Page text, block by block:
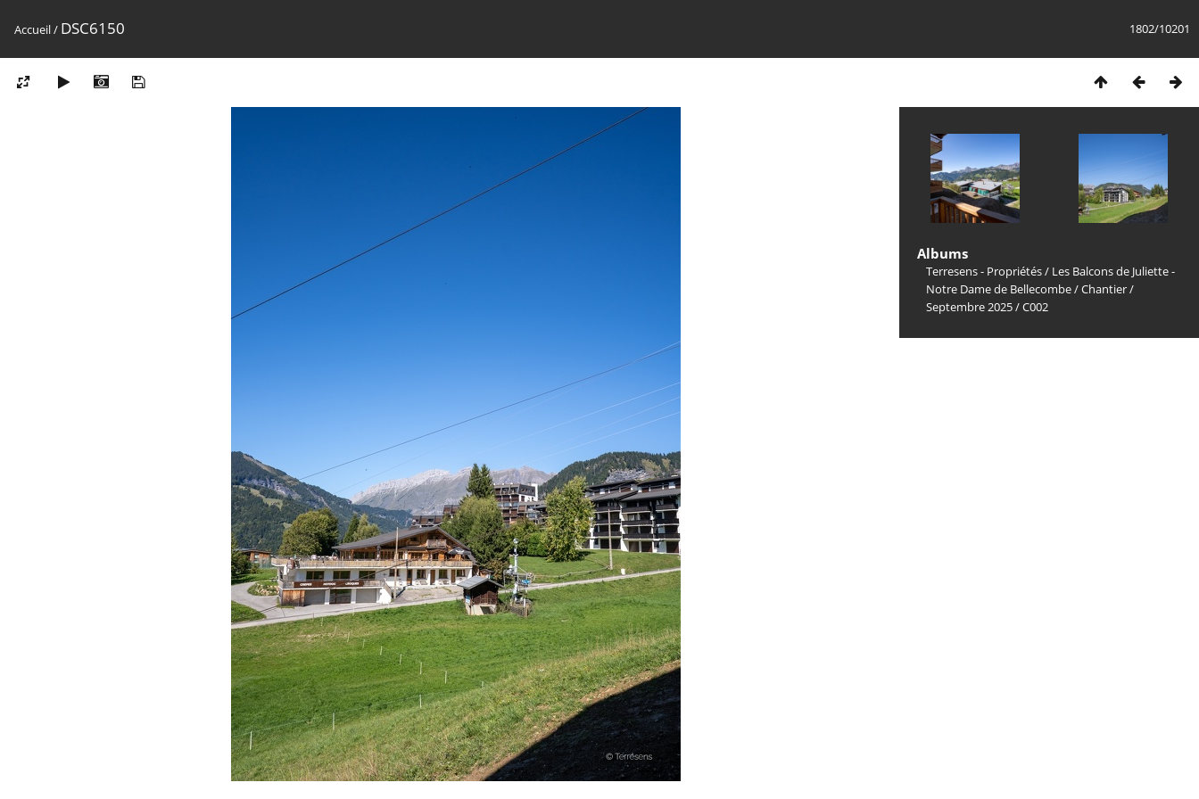
1802/10201
Accueil/ DSC6150
Albums
Terresens - Propriétés/ Les Balcons de Juliette -
Notre Dame de Bellecombe/Chantier/
Septembre 2025/C002